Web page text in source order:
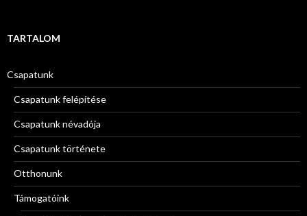
TARTALOM
Csapatunk
Csapatunk felépítése
Csapatunk névadója
Csapatunk története
Otthonunk
Támogatóink